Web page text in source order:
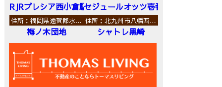
RJRプレシア西小倉駅前セジュールオッツ壱番館
住所：福岡県遠賀郡水…
梅ノ木団地
住所：北九州市八幡西…
シャトレ黒崎